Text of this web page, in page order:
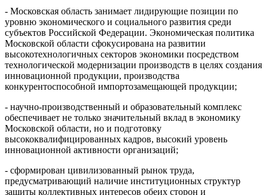
- Московская область занимает лидирующие позиции по
уровню экономического и социального развития среди
субъектов Российской Федерации. Экономическая политика
Московской области сфокусирована на развитии
высокотехнологичных секторов экономики посредством
технологической модернизации производств в целях создания
инновационной продукции, производства
конкурентоспособной импортозамещающей продукции;
- научно-производственный и образовательный комплекс
обеспечивает не только значительный вклад в экономику
Московской области, но и подготовку
высококвалифицированных кадров, высокий уровень
инновационной активности организаций;
- сформирован цивилизованный рынок труда,
предусматривающий наличие институционных структур
защиты коллективных интересов обеих сторон и